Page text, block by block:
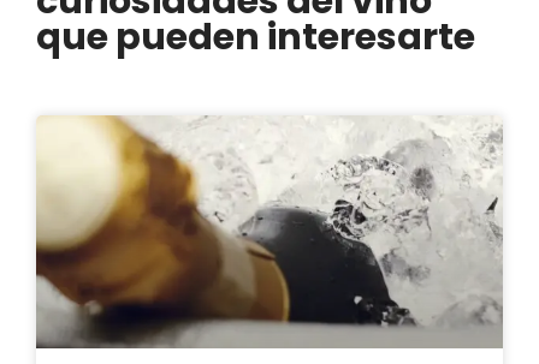
que pueden interesarte